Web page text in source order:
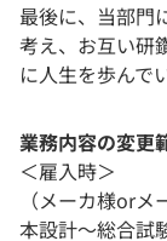
最後に、当部門
考え、お互い研
に人生を歩んで
業務内容の変更
＜雇入時＞
（メーカ様or
本設計～総合試